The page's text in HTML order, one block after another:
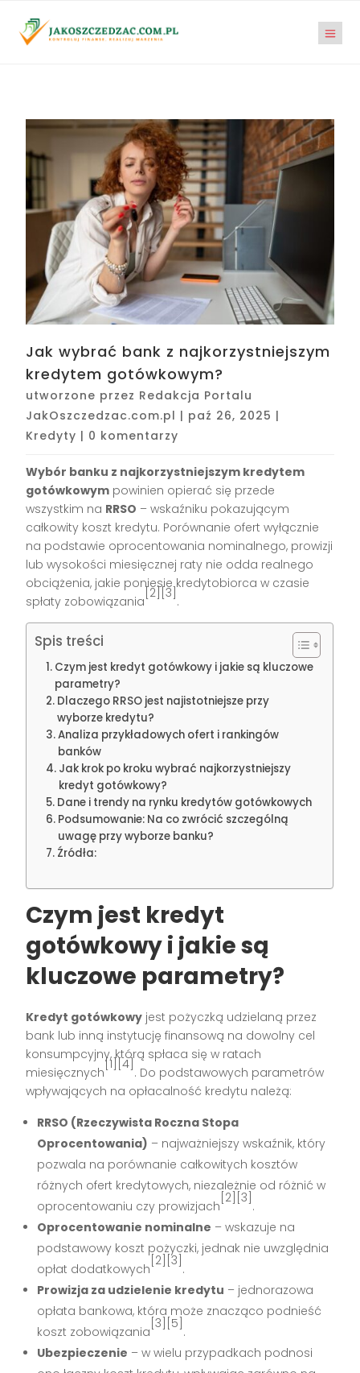
Jak wybrać bank z najkorzystniejszym
kredytem gotówkowym?
utworzone przez Redakcja Portalu
JakOszczedzac.com.pl | paź 26, 2025 |
Kredyty | 0 komentarzy
Wybór banku z najkorzystniejszym kredytem
gotówkowym powinien opierać się przede
wszystkim na RRSO – wskaźniku pokazującym
całkowity koszt kredytu. Porównanie ofert wyłącznie
na podstawie oprocentowania nominalnego, prowizji
lub wysokości miesięcznej raty nie odda realnego
obciążenia, jakie poniesie kredytobiorca w czasie
spłaty zobowiązania
[2][3]
.
Spis treści
Czym jest kredyt gotówkowy i jakie są kluczowe
parametry?
Dlaczego RRSO jest najistotniejsze przy
wyborze kredytu?
Analiza przykładowych ofert i rankingów
banków
Jak krok po kroku wybrać najkorzystniejszy
kredyt gotówkowy?
Dane i trendy na rynku kredytów gotówkowych
Podsumowanie: Na co zwrócić szczególną
uwagę przy wyborze banku?
Źródła:
Czym jest kredyt
gotówkowy i jakie są
kluczowe parametry?
Kredyt gotówkowy jest pożyczką udzielaną przez
bank lub inną instytucję finansową na dowolny cel
konsumpcyjny, którą spłaca się w ratach
miesięcznych
[1][4]
. Do podstawowych parametrów
wpływających na opłacalność kredytu należą:
RRSO (Rzeczywista Roczna Stopa
Oprocentowania) – najważniejszy wskaźnik, który
pozwala na porównanie całkowitych kosztów
różnych ofert kredytowych, niezależnie od różnić w
oprocentowaniu czy prowizjach
[2][3]
.
Oprocentowanie nominalne – wskazuje na
podstawowy koszt pożyczki, jednak nie uwzględnia
opłat dodatkowych
[2][3]
.
Prowizja za udzielenie kredytu – jednorazowa
opłata bankowa, która może znacząco podnieść
koszt zobowiązania
[3][5]
.
Ubezpieczenie – w wielu przypadkach podnosi